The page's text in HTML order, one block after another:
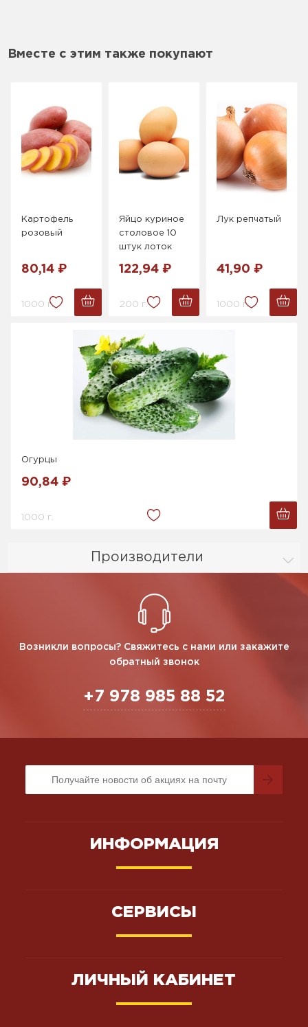
Производители
Вместе с этим также покупают
Картофель
розовый
80,14 ₽
1000 г.
Яйцо куриное
столовое 10
штук лоток
122,94 ₽
200 г.
Лук репчатый
41,90 ₽
1000 г.
Огурцы
90,84 ₽
1000 г.
Возникли вопросы? Свяжитесь с нами или закажите
обратный звонок
+7 978 985 88 52
ИНФОРМАЦИЯ
СЕРВИСЫ
ЛИЧНЫЙ КАБИНЕТ